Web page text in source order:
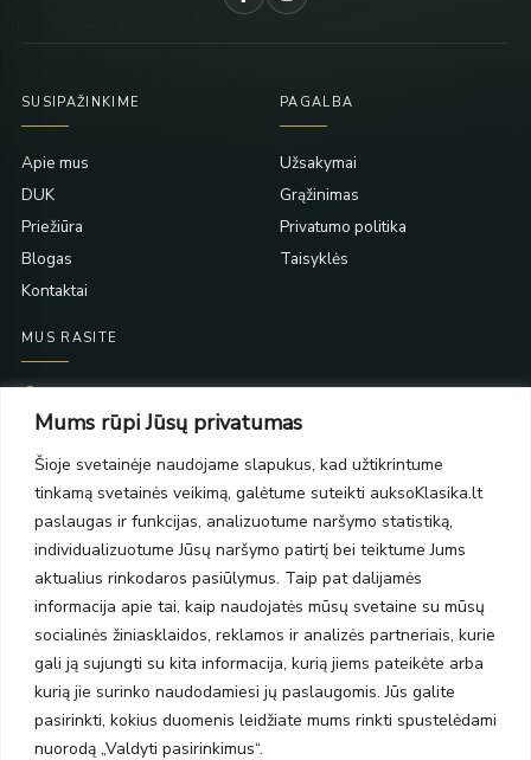
Mums rūpi Jūsų privatumas
Šioje svetainėje naudojame slapukus, kad užtikrintume
tinkamą svetainės veikimą, galėtume suteikti auksoKlasika.lt
paslaugas ir funkcijas, analizuotume naršymo statistiką,
individualizuotume Jūsų naršymo patirtį bei teiktume Jums
aktualius rinkodaros pasiūlymus. Taip pat dalijamės
informacija apie tai, kaip naudojatės mūsų svetaine su mūsų
socialinės žiniasklaidos, reklamos ir analizės partneriais, kurie
gali ją sujungti su kita informacija, kurią jiems pateikėte arba
kurią jie surinko naudodamiesi jų paslaugomis. Jūs galite
pasirinkti, kokius duomenis leidžiate mums rinkti spustelėdami
nuorodą „Valdyti pasirinkimus“.
SUSIPAŽINKIME
Apie mus
DUK
Priežiūra
Blogas
Kontaktai
PAGALBA
Užsakymai
Grąžinimas
Privatumo politika
Taisyklės
MUS RASITE
PC Molas, Klaipėda
PC BIG 2, Klaipėda
Šilutės pl. 35
PC Banginis, Klaipėda
NAUJIENLAIŠKIS
Prenumeruokite ir gaukite pasiūlymus, naujienas bei riboto
leidimo kolekcijas.